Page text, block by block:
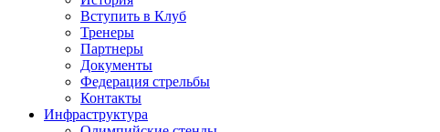
Вступить в Клуб
Тренеры
Партнеры
Документы
Федерация стрельбы
Контакты
Инфраструктура